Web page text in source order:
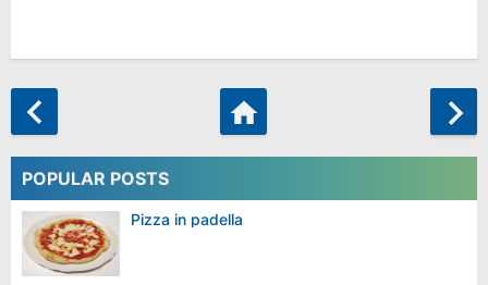
POPULAR POSTS
Pizza in padella